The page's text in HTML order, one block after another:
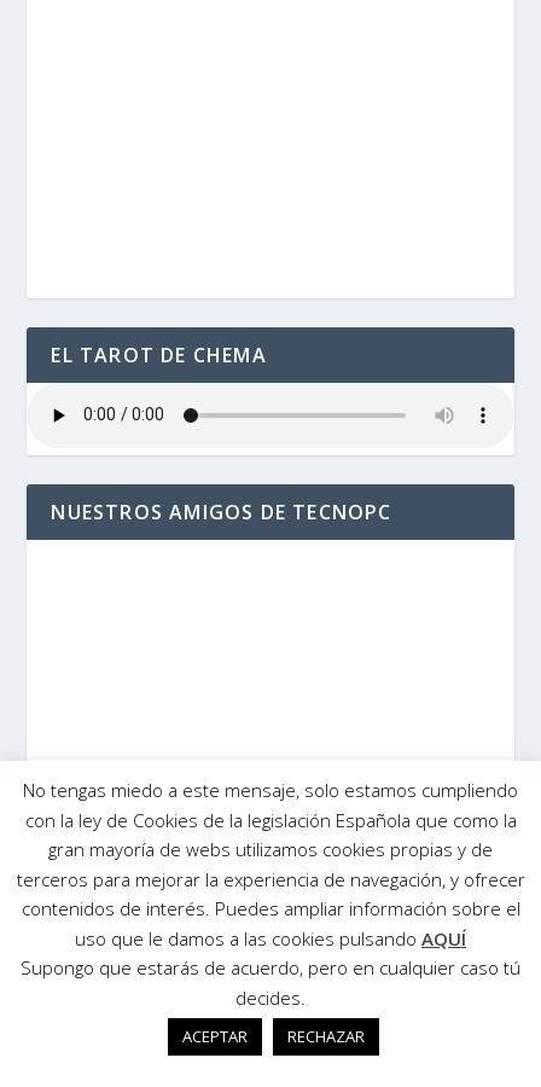
EL TAROT DE CHEMA
NUESTROS AMIGOS DE TECNOPC
Elegant Themes| Desarrollado por
Politica de Cookies Politica de Privacidad
No tengas miedo a este mensaje, solo estamos cumpliendo
con la ley de Cookies de la legislación Española que como la
gran mayoría de webs utilizamos cookies propias y de
terceros para mejorar la experiencia de navegación, y ofrecer
contenidos de interés. Puedes ampliar información sobre el
uso que le damos a las cookies pulsando AQUÍ
Supongo que estarás de acuerdo, pero en cualquier caso tú
decides.
ACEPTAR RECHAZAR